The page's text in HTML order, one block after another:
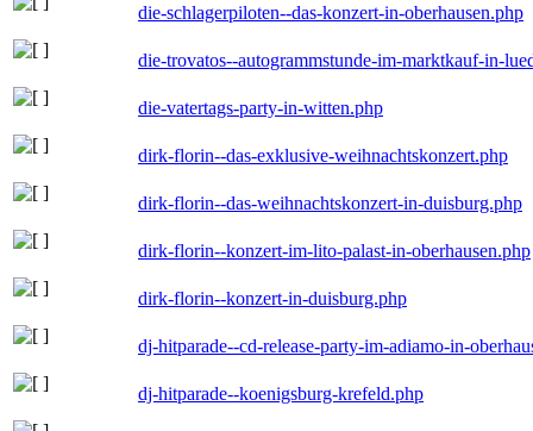
die-schlagerpiloten--das-konzert-in-oberhausen.php
die-trovatos--autogrammstunde-im-marktkauf-in-
die-vatertags-party-in-witten.php
dirk-florin--das-exklusive-weihnachtskonzert.php
dirk-florin--das-weihnachtskonzert-in-duisburg.php
dirk-florin--konzert-im-lito-palast-in-oberhausen.php
dirk-florin--konzert-in-duisburg.php
dj-hitparade--cd-release-party-im-adiamo-in-
dj-hitparade--koenigsburg-krefeld.php